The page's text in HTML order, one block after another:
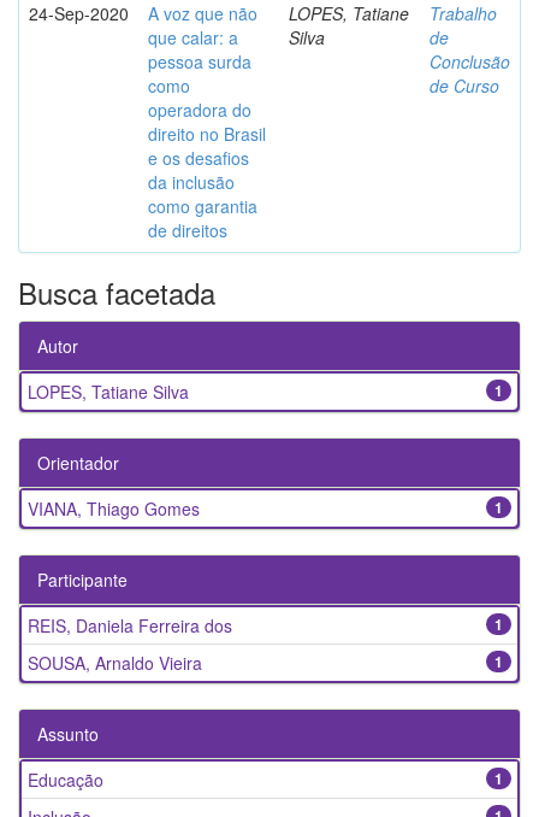
24-Sep-2020
A voz que não
que calar: a
pessoa surda
como
operadora do
direito no Brasil
e os desafios
da inclusão
como garantia
de direitos
LOPES, Tatiane
Silva
Trabalho
de
Conclusão
de Curso
Busca facetada
Autor
1
LOPES, Tatiane Silva
Orientador
1
VIANA, Thiago Gomes
Participante
1
REIS, Daniela Ferreira dos
1
SOUSA, Arnaldo Vieira
Assunto
1
Educação